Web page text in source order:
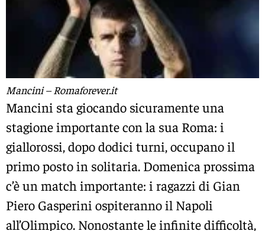
Mancini – Romaforever.it
Mancini sta giocando sicuramente una
stagione importante con la sua Roma: i
giallorossi, dopo dodici turni, occupano il
primo posto in solitaria. Domenica prossima
c’è un match importante: i ragazzi di Gian
Piero Gasperini ospiteranno il Napoli
all’Olimpico. Nonostante le infinite difficoltà,